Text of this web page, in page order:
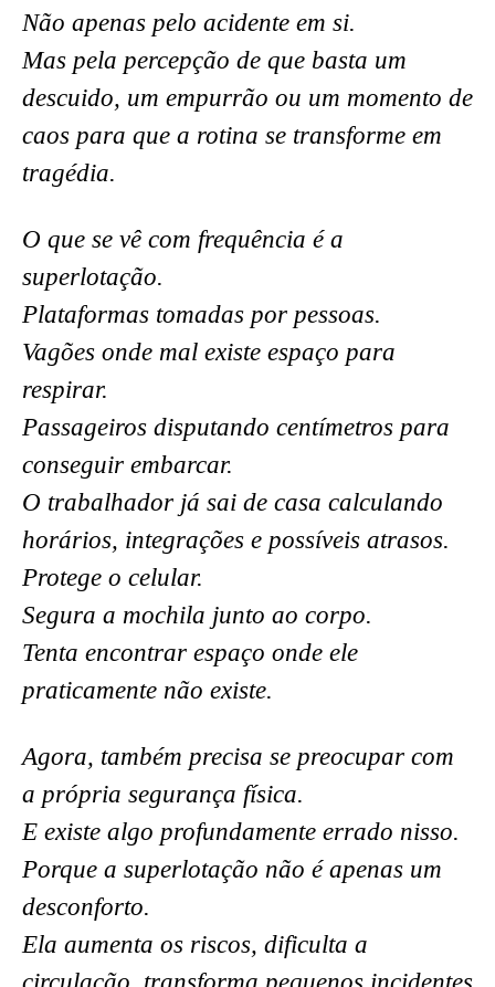
Não apenas pelo acidente em si.
Mas pela percepção de que basta um
descuido, um empurrão ou um momento de
caos para que a rotina se transforme em
tragédia.
O que se vê com frequência é a
superlotação.
Plataformas tomadas por pessoas.
Vagões onde mal existe espaço para
respirar.
Passageiros disputando centímetros para
conseguir embarcar.
O trabalhador já sai de casa calculando
horários, integrações e possíveis atrasos.
Protege o celular.
Segura a mochila junto ao corpo.
Tenta encontrar espaço onde ele
praticamente não existe.
Agora, também precisa se preocupar com
a própria segurança física.
E existe algo profundamente errado nisso.
Porque a superlotação não é apenas um
desconforto.
Ela aumenta os riscos, dificulta a